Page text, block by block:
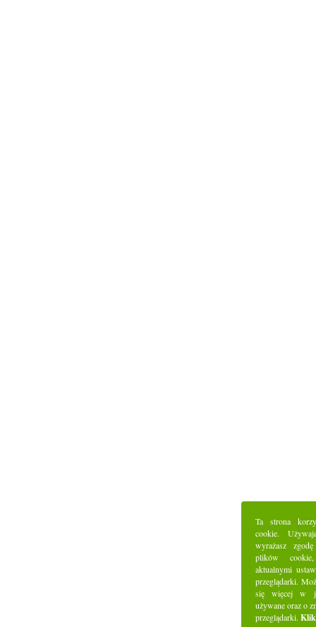
Ta strona
cookie.
wyrażasz
plików
aktualnymi
przeglądarki.
się więcej w
używane oraz o
przeglądarki.